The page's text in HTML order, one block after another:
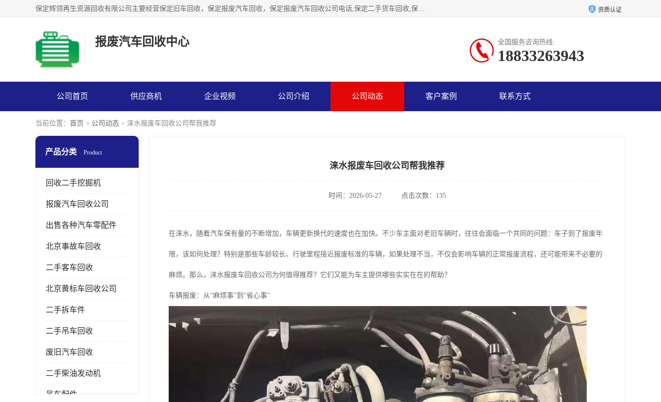
保定辉领再生资源回收有限公司主要经营保定旧车回收，保定报废汽车回收，保定报废汽车回收公司电话,保定二手货车回收,保定黄标车回收, 保定黄标车回收，保定哪里收报废车，保定废旧汽车回收，保定汽车报废手续办理，保定汽车解体厂。将通过采取区域限行促进淘汰、经济补助激励新、加大上路*法处罚、加强达标排放监管等综合措施，对老旧机动车逐步实行末位淘汰，加快老旧机动车淘汰新 资质认证
报废汽车回收中心 全国服务咨询热线:
18833263943
公司首页 供应商机 企业视频 公司介绍 公司动态 客户案例 联系方式
当前位置： 首页 > 公司动态 > 涞水报废车回收公司帮我推荐
产品分类 Product
回收二手挖掘机
报废汽车回收公司
出售各种汽车零配件
北京事故车回收
二手客车回收
北京黄标车回收公司
二手拆车件
二手吊车回收
废旧汽车回收
二手柴油发动机
吊车配件
涞水报废车回收公司帮我推荐
时间：2026-05-27 点击次数：135
在涞水，随着汽车保有量的不断增加，车辆更新换代的速度也在加快。不少车主面对老旧车辆时，往往会面临一个共同的问题：车子到了报废年
限，该如何处理？特别是那些车龄较长、行驶里程接近报废标准的车辆，如果处理不当，不仅会影响车辆的正常报废流程，还可能带来不必要的
麻烦。那么，涞水报废车回收公司为何值得推荐？它们又能为车主提供哪些实实在在的帮助？
车辆报废：从“麻烦事”到“省心事”